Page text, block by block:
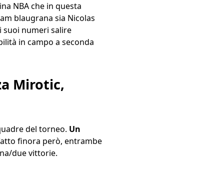
NBA che in questa
blaugrana sia Nicolas
suoi numeri salire
in campo a seconda
Mirotic,
del torneo. Un
finora però, entrambe
due vittorie.